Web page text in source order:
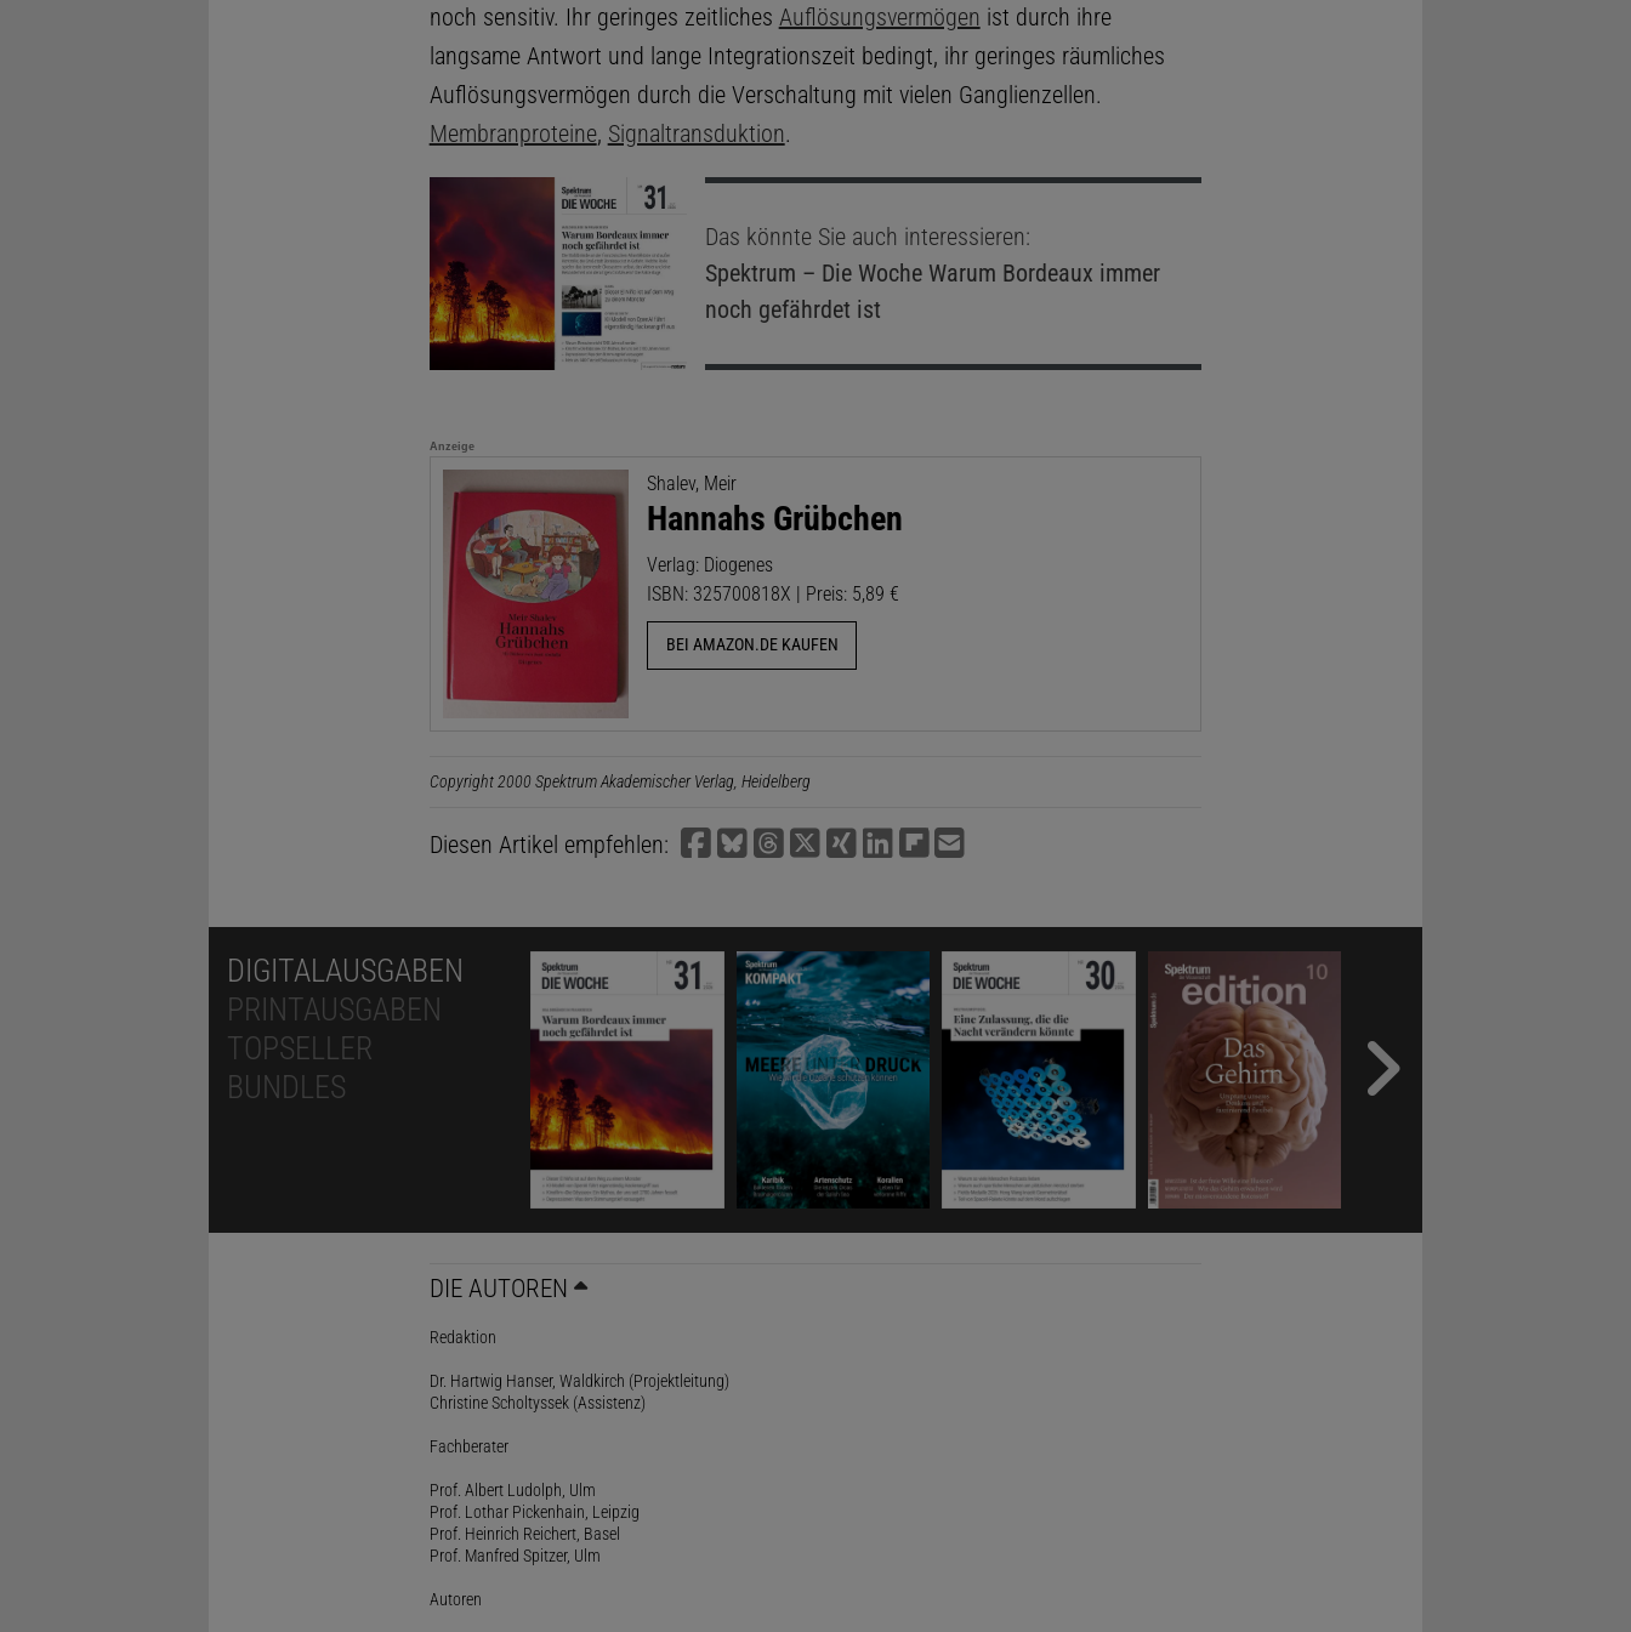
noch sensitiv. Ihr geringes zeitliches Auflösungsvermögen ist durch ihre
langsame Antwort und lange Integrationszeit bedingt, ihr geringes räumliches
Auflösungsvermögen durch die Verschaltung mit vielen Ganglienzellen.
Membranproteine, Signaltransduktion.
Das könnte Sie auch interessieren:
Spektrum – Die WocheWarum Bordeaux immer
noch gefährdet ist
Anzeige
Shalev, Meir
Hannahs Grübchen
Verlag: Diogenes
ISBN: 325700818X | Preis: 5,89 €
BEI AMAZON.DE KAUFEN
Copyright 2000 Spektrum Akademischer Verlag, Heidelberg
Diesen Artikel empfehlen:
DIGITALAUSGABEN
PRINTAUSGABEN
TOPSELLER
BUNDLES
DIE AUTOREN
Redaktion
Dr. Hartwig Hanser, Waldkirch (Projektleitung)
Christine Scholtyssek (Assistenz)
Fachberater
Prof. Albert Ludolph, Ulm
Prof. Lothar Pickenhain, Leipzig
Prof. Heinrich Reichert, Basel
Prof. Manfred Spitzer, Ulm
Autoren